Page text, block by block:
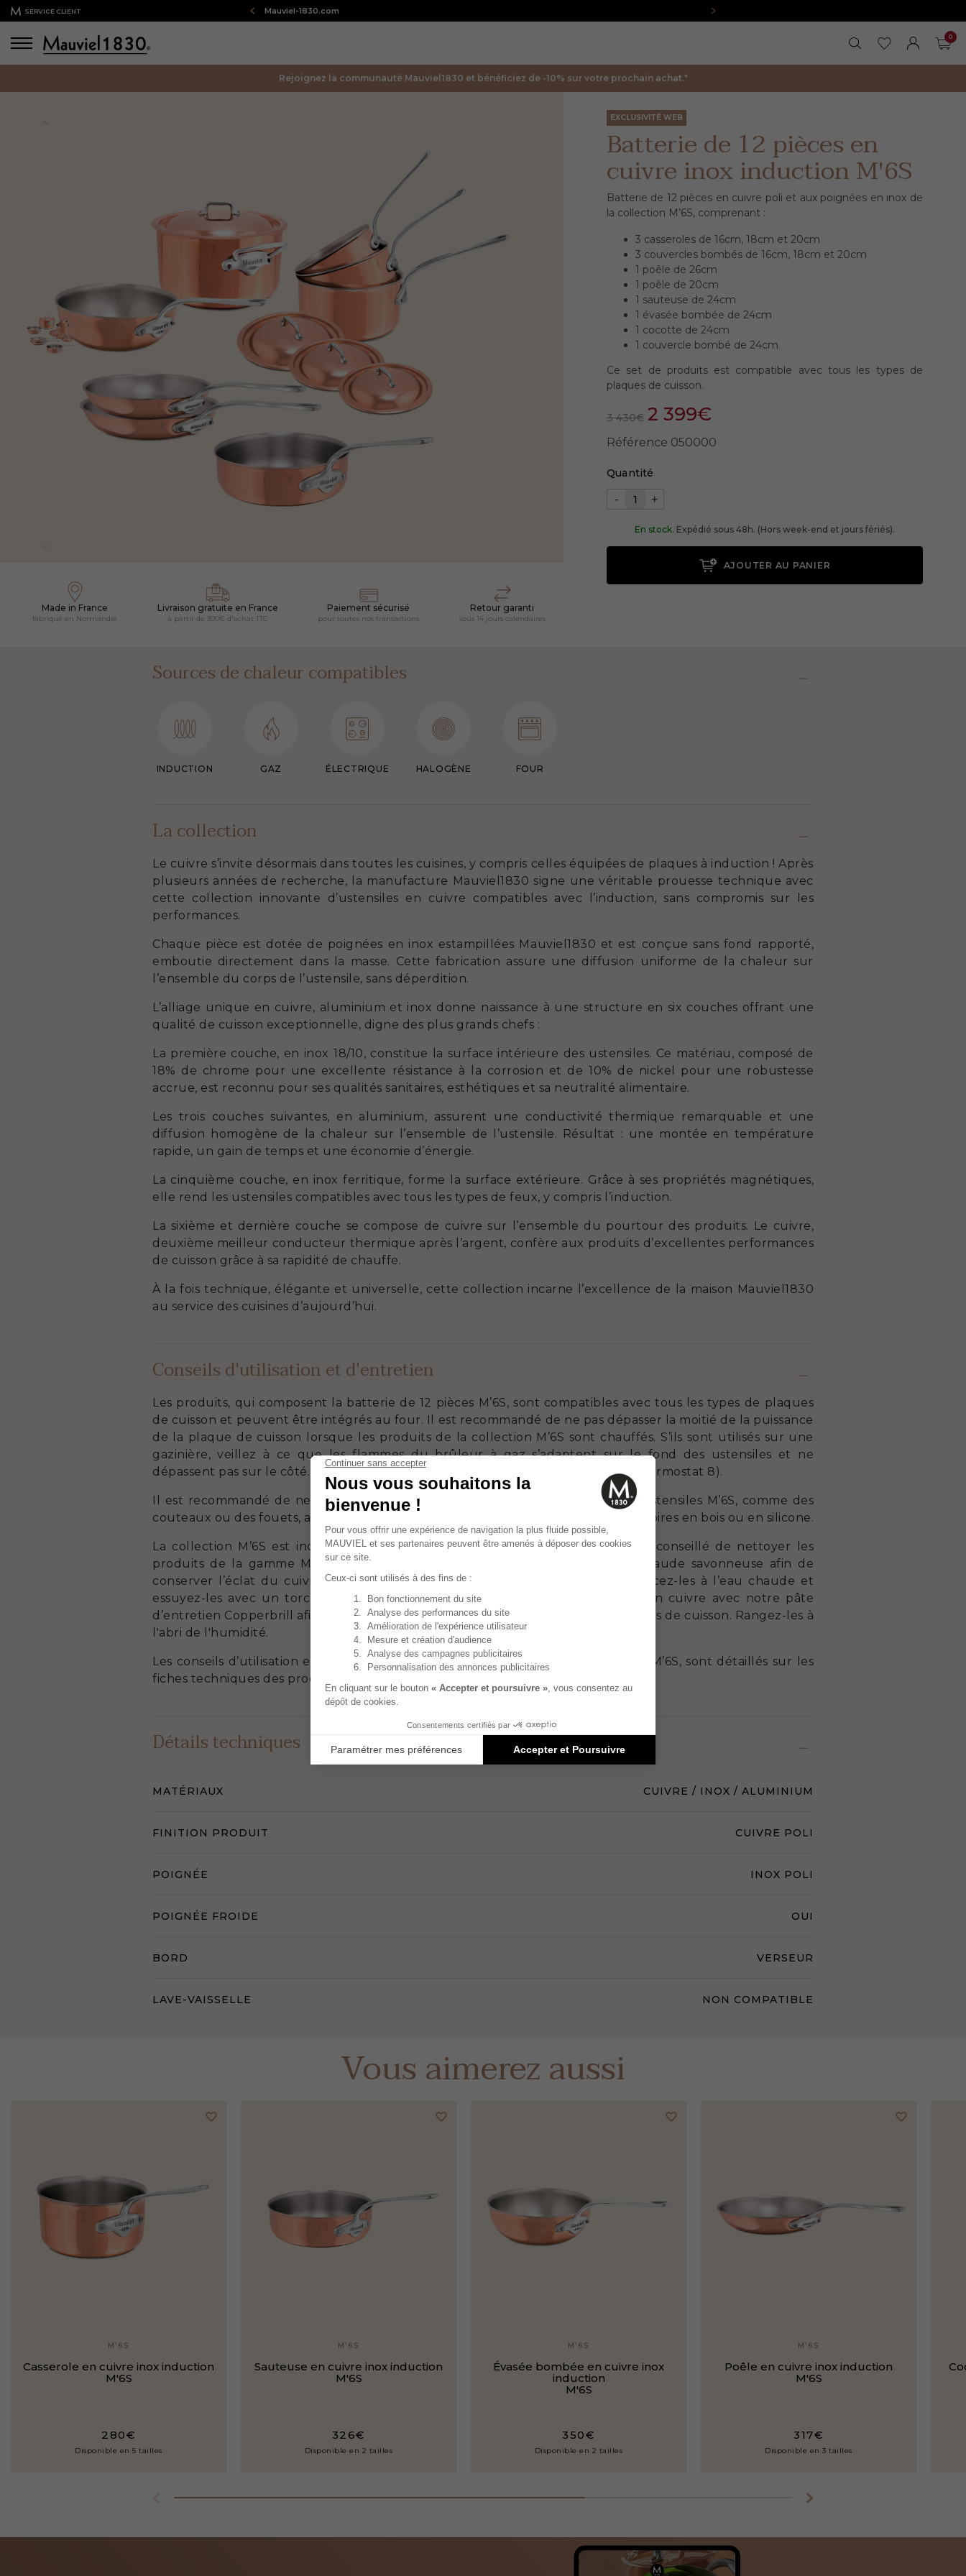
SERVICE CLIENT Bienvenue sur notre boutique en ligne : Mauviel-1830.com
FERMER LA
RECHERCHER
MES FAVORIS
MON
0
Rejoignez la communauté Mauviel1830 et bénéficiez de -10% sur votre prochain achat.*
Made in France
fabriqué en Normandie
Livraison gratuite en France
à partir de 300€ d'achat TTC
Paiement sécurisé
pour toutes nos transactions
Retour garanti
sous 14 jours calendaires
EXCLUSIVITÉ WEB
Batterie de 12 pièces en
cuivre inox induction M'6S
Batterie de 12 pièces en cuivre poli et aux poignées en inox de
la collection M’6S, comprenant :
3 casseroles de 16cm, 18cm et 20cm
3 couvercles bombés de 16cm, 18cm et 20cm
1 poêle de 26cm
1 poêle de 20cm
1 sauteuse de 24cm
1 évasée bombée de 24cm
1 cocotte de 24cm
1 couvercle bombé de 24cm
Ce set de produits est compatible avec tous les types de
plaques de cuisson.
3 430€ 2 399€
Référence 050000
Quantité
- +
En stock. Expédié sous 48h. (Hors week-end et jours fériés).
AJOUTER AU PANIER
Sources de chaleur compatibles
INDUCTION GAZ ÉLECTRIQUE HALOGÈNE FOUR
La collection
Le cuivre s’invite désormais dans toutes les cuisines, y compris celles équipées de plaques à induction ! Après
plusieurs années de recherche, la manufacture Mauviel1830 signe une véritable prouesse technique avec
cette collection innovante d’ustensiles en cuivre compatibles avec l’induction, sans compromis sur les
performances.
Chaque pièce est dotée de poignées en inox estampillées Mauviel1830 et est conçue sans fond rapporté,
emboutie directement dans la masse. Cette fabrication assure une diffusion uniforme de la chaleur sur
l’ensemble du corps de l’ustensile, sans déperdition.
L’alliage unique en cuivre, aluminium et inox donne naissance à une structure en six couches offrant une
qualité de cuisson exceptionnelle, digne des plus grands chefs :
La première couche, en inox 18/10, constitue la surface intérieure des ustensiles. Ce matériau, composé de
18% de chrome pour une excellente résistance à la corrosion et de 10% de nickel pour une robustesse
accrue, est reconnu pour ses qualités sanitaires, esthétiques et sa neutralité alimentaire.
Les trois couches suivantes, en aluminium, assurent une conductivité thermique remarquable et une
diffusion homogène de la chaleur sur l’ensemble de l’ustensile. Résultat : une montée en température
rapide, un gain de temps et une économie d’énergie.
La cinquième couche, en inox ferritique, forme la surface extérieure. Grâce à ses propriétés magnétiques,
elle rend les ustensiles compatibles avec tous les types de feux, y compris l’induction.
La sixième et dernière couche se compose de cuivre sur l’ensemble du pourtour des produits. Le cuivre,
deuxième meilleur conducteur thermique après l’argent, confère aux produits d’excellentes performances
de cuisson grâce à sa rapidité de chauffe.
À la fois technique, élégante et universelle, cette collection incarne l’excellence de la maison Mauviel1830
au service des cuisines d’aujourd’hui.
Conseils d'utilisation et d'entretien
Les produits, qui composent la batterie de 12 pièces M’6S, sont compatibles avec tous les types de plaques
de cuisson et peuvent être intégrés au four. Il est recommandé de ne pas dépasser la moitié de la puissance
de la plaque de cuisson lorsque les produits de la collection M’6S sont chauffés. S’ils sont utilisés sur une
gazinière, veillez à ce que les flammes du brûleur à gaz s’adaptent sur le fond des ustensiles et ne
dépassent pas sur le côté. Pour une cuisson au four, ne pas excéder les 240°C (thermostat 8).
Il est recommandé de ne pas utiliser d’ustensiles métalliques à l’intérieur des ustensiles M’6S, comme des
couteaux ou des fouets, afin d’éviter l’apparition de rayures. Privilégiez des accessoires en bois ou en silicone.
La collection M’6S est incompatible avec un nettoyage au lave-vaisselle. Il est conseillé de nettoyer les
produits de la gamme M’6S à la main avec une éponge douce et de l’eau chaude savonneuse afin de
conserver l’éclat du cuivre. Assurez-vous d’utiliser un nettoyant sans javel. Rincez-les à l’eau chaude et
essuyez-les avec un torchon sec. Quelques fois par an, lustrez les ustensiles en cuivre avec notre pâte
d’entretien Copperbrill afin de les faire briller et de retirer les éventuelles marques de cuisson. Rangez-les à
l'abri de l'humidité.
Les conseils d’utilisation et d’entretien, de chaque ustensile qui compose ce set M’6S, sont détaillés sur les
fiches techniques des produits en vente à l’unité.
Détails techniques
MATÉRIAUX CUIVRE / INOX / ALUMINIUM
FINITION PRODUIT CUIVRE POLI
POIGNÉE INOX POLI
POIGNÉE FROIDE OUI
BORD VERSEUR
LAVE-VAISSELLE NON COMPATIBLE
Vous aimerez aussi
favorite_border
M'6S
Casserole en cuivre inox induction
M'6S
280€
Disponible en 5 tailles
favorite_border
M'6S
Sauteuse en cuivre inox induction
M'6S
326€
Disponible en 2 tailles
favorite_border
M'6S
Évasée bombée en cuivre inox
induction
M'6S
350€
Disponible en 2 tailles
favorite_border
M'6S
Poêle en cuivre inox induction
M'6S
317€
Disponible en 3 tailles